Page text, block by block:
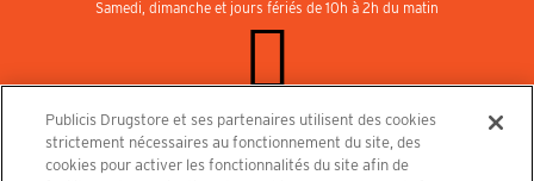
Samedi, dimanche et jours fériés de 10h à 2h du matin
Rejoignez-nous au Publicisdrugstore !
Nous recrutons pour les boutiques, le restaurant et le cinéma. Contactez-nous :
recrutement@publicisdrugstore.com
Publicis Drugstore et ses partenaires utilisent des cookies
strictement nécessaires au fonctionnement du site, des
cookies pour activer les fonctionnalités du site afin de